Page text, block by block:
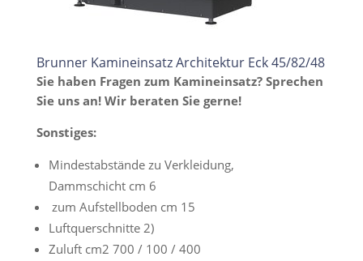
Brunner Kamineinsatz Architektur Eck 45/82/48
Sie haben Fragen zum Kamineinsatz? Sprechen
Sie uns an! Wir beraten Sie gerne!
Sonstiges:
Mindestabstände zu Verkleidung,
Dammschicht cm 6
zum Aufstellboden cm 15
Luftquerschnitte 2)
Zuluft cm2 700 / 100 / 400